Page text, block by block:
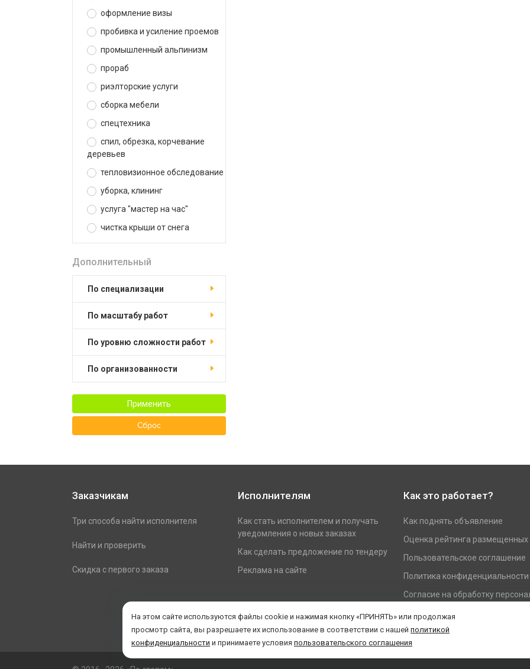
оформление визы
пробивка и усиление проемов
промышленный альпинизм
прораб
риэлторские услуги
сборка мебели
спецтехника
спил, обрезка, корчевание
деревьев
тепловизионное обследование
уборка, клининг
услуга "мастер на час"
чистка крыши от снега
Дополнительный
по специализации
по масштабу работ
по уровню сложности работ
по организованности
Применить
Сброс
Заказчикам
Три способа найти исполнителя
Найти и проверить
Скидка с первого заказа
Исполнителям
Как стать исполнителем и получать
уведомления о новых заказах
Как сделать предложение по тендеру
Реклама на сайте
Как это работает?
Как поднять объявление
Оценка рейтинга размещенных
Пользовательское соглашение
Политика конфиденциальности
Согласие на обработку
На этом сайте используются файлы cookie и нажимая кнопку «ПРИНЯТЬ» или продолжая
просмотр сайта, вы разрешаете их использование в соответствии с нашей политикой
конфиденциальности и принимаете условия пользовательского соглашения